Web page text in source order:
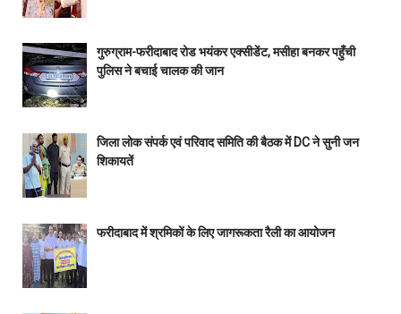
गुरुग्राम-फरीदाबाद रोड भयंकर एक्सीडेंट, मसीहा बनकर पहुँची
पुलिस ने बचाई चालक की जान
जिला लोक संपर्क एवं परिवाद समिति की बैठक में DC ने सुनी जन
शिकायतें
फरीदाबाद में श्रमिकों के लिए जागरूकता रैली का आयोजन